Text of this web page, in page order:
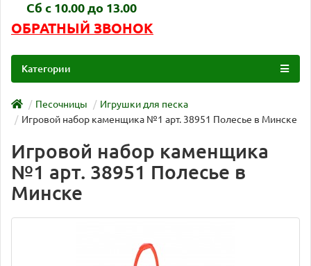
Сб с 10.00 до 13.00
ОБРАТНЫЙ ЗВОНОК
Категории
Песочницы
Игрушки для песка
Игровой набор каменщика №1 арт. 38951 Полесье в Минске
Игровой набор каменщика
№1 арт. 38951 Полесье в
Минске